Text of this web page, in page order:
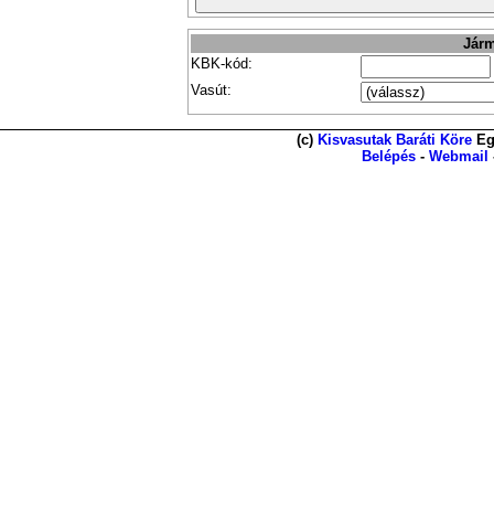
KBK-kód:
Vasút:
(c) Kisvasutak Baráti Köre
Belépés - Webmail